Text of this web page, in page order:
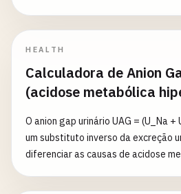
HEALTH
Calculadora de Anion
(acidose metabólica
O anion gap urinário UAG = (U_Na +
um substituto inverso da excreção
diferenciar as causas de acidose